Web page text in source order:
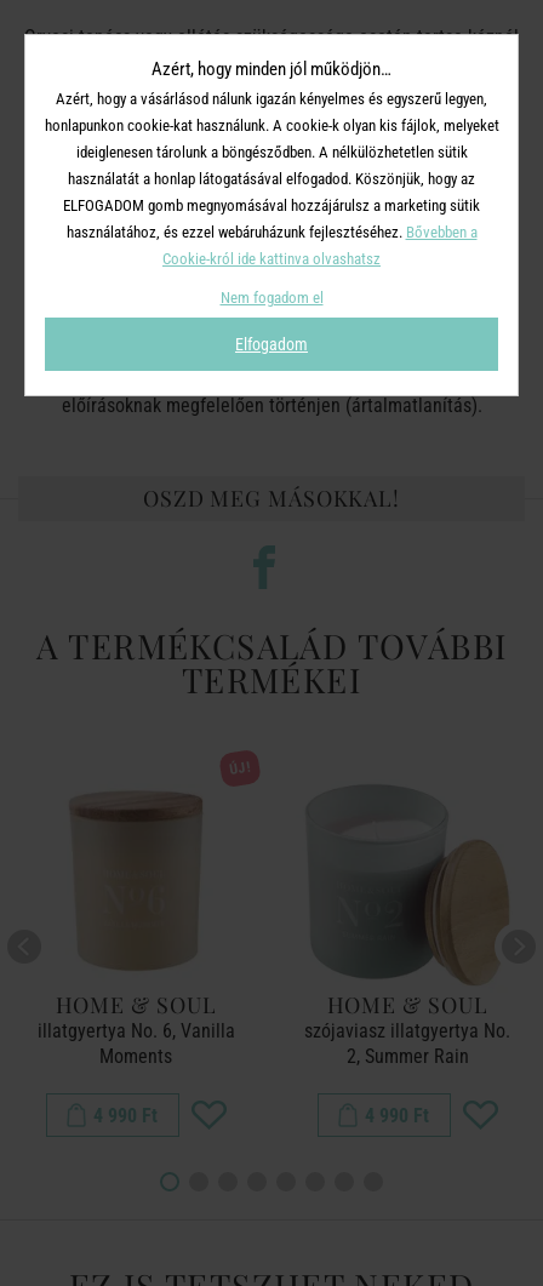
Orvosi tanács vagy ellátás szükségessége esetén tartsa kéznél
a termék csomagolását vagy címkéjét.
Gyermekektől elzárva tartandó!
Hőtől, forró felületektől, szikrától, nyílt lángtól és más
gyújtóforrástól távol tartandó.
Használat után a kezet alaposan meg kell mosni.
Tartsa hűvös helyen.
A tartalom/edény elhelyezése a helyi / nemzeti / nemzetközi
előírásoknak megfelelően történjen (ártalmatlanítás).
OSZD MEG MÁSOKKAL!
A TERMÉKCSALÁD TOVÁBBI
TERMÉKEI
ÚJ!
HOME & SOUL
illatgyertya No. 6, Vanilla
Moments
4 990 Ft
HOME & SOUL
szójaviasz illatgyertya No.
2, Summer Rain
4 990 Ft
Azért, hogy minden jól működjön…
Azért, hogy a vásárlásod nálunk igazán kényelmes és egyszerű legyen,
honlapunkon cookie-kat használunk. A cookie-k olyan kis fájlok, melyeket
ideiglenesen tárolunk a böngésződben. A nélkülözhetetlen sütik
használatát a honlap látogatásával elfogadod. Köszönjük, hogy az
ELFOGADOM gomb megnyomásával hozzájárulsz a marketing sütik
használatához, és ezzel webáruházunk fejlesztéséhez. Bővebben a
Cookie-król ide kattinva olvashatsz
Nem fogadom el
Elfogadom